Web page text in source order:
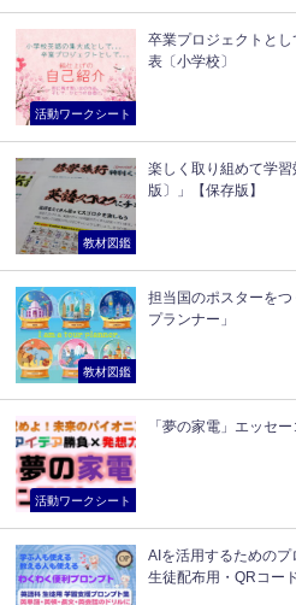
活動ワークシート
卒業プロジェクトと
表〔小学校〕
教材図鑑
楽しく取り組めて学
版〕」【保存版】
教材図鑑
担当国のポスターを
プランナー」
活動ワークシート
「夢の家電」エッセー
AIを活用するためのプ
生徒配布用・QRコー